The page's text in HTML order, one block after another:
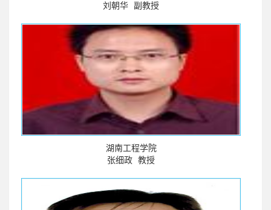
刘朝华 副教授
湖南工程学院
张细政 教授